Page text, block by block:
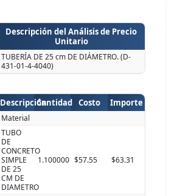
Descripción del Análisis de Precio
Unitario
TUBERÍA DE 25 cm DE DIÁMETRO. (D-
431-01-4-4040)
DescripciónCantidad Costo Importe
Material
TUBO
DE
CONCRETO
SIMPLE
DE 25
CM DE
DIAMETRO
1.100000 $57.55 $63.31